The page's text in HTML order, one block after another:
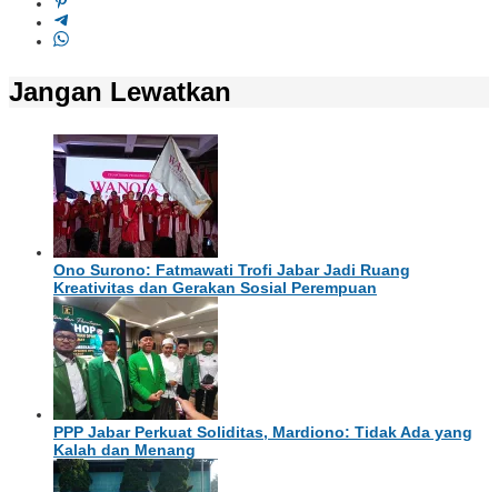
Jangan Lewatkan
Ono Surono: Fatmawati Trofi Jabar Jadi Ruang
Kreativitas dan Gerakan Sosial Perempuan
PPP Jabar Perkuat Soliditas, Mardiono: Tidak Ada yang
Kalah dan Menang